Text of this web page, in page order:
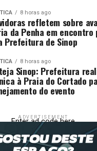
8 horas ago
refletem sobre
da Penha em encontro
Prefeitura de Sinop
8 horas ago
Sinop: Prefeitura
à Praia do Cortado
do evento
ADVERTISEMENT
Enter ad code here